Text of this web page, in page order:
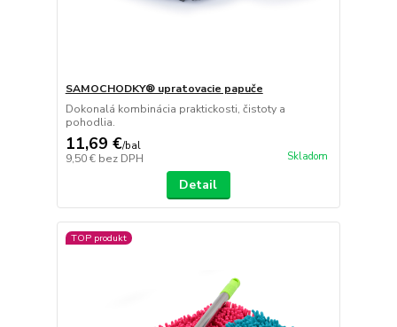
SAMOCHODKY® upratovacie papuče
Dokonalá kombinácia praktickosti, čistoty a
pohodlia.
11,69 €/bal
9,50 € bez DPH Skladom
Detail
TOP produkt